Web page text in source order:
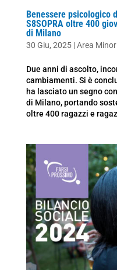
Benessere psicologico
S8SOPRA oltre 400
di Milano
30 Giu, 2025|Area
Due anni di ascolto,
cambiamenti. Si è
ha lasciato un segno
di Milano, portando
oltre 400 ragazzi e